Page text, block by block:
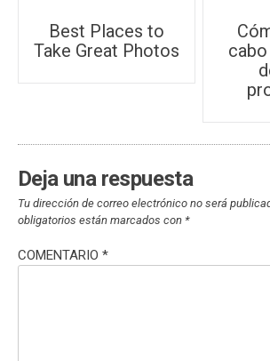
Navegación
de
Best Places to
Take Great Photos
Deja una respuesta
Tu dirección de correo electrónico no será
obligatorios están marcados con *
COMENTARIO *